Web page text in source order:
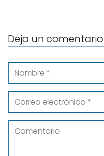
Deja un comentario